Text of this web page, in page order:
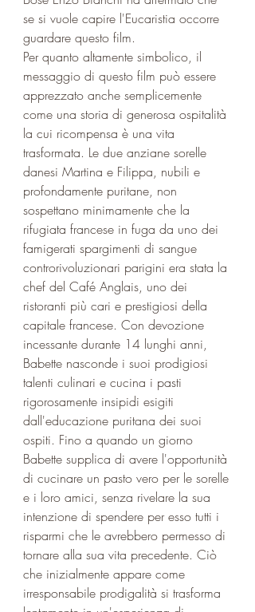
se si vuole capire l'Eucaristia occorre
guardare questo film.
Per quanto altamente simbolico, il
messaggio di questo film può essere
apprezzato anche semplicemente
come una storia di generosa ospitalità
la cui ricompensa è una vita
trasformata. Le due anziane sorelle
danesi Martina e Filippa, nubili e
profondamente puritane, non
sospettano minimamente che la
rifugiata francese in fuga da uno dei
famigerati spargimenti di sangue
controrivoluzionari parigini era stata la
chef del Café Anglais, uno dei
ristoranti più cari e prestigiosi della
capitale francese. Con devozione
incessante durante 14 lunghi anni,
Babette nasconde i suoi prodigiosi
talenti culinari e cucina i pasti
rigorosamente insipidi esigiti
dall'educazione puritana dei suoi
ospiti. Fino a quando un giorno
Babette supplica di avere l'opportunità
di cucinare un pasto vero per le sorelle
e i loro amici, senza rivelare la sua
intenzione di spendere per esso tutti i
risparmi che le avrebbero permesso di
tornare alla sua vita precedente. Ciò
che inizialmente appare come
irresponsabile prodigalità si trasforma